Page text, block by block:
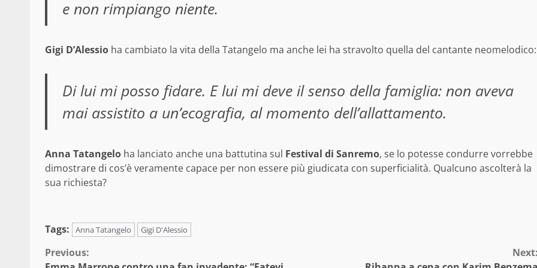
e non rimpiango niente.
Gigi D’Alessio ha cambiato la vita della Tatangelo ma anche lei ha stravolto quella del cantante neomelodico:
Di lui mi posso fidare. E lui mi deve il senso della famiglia: non aveva
mai assistito a un’ecografia, al momento dell’allattamento.
Anna Tatangelo ha lanciato anche una battutina sul Festival di Sanremo, se lo potesse condurre vorrebbe
dimostrare di cos’è veramente capace per non essere più giudicata con superficialità. Qualcuno ascolterà la
sua richiesta?
Tags: Anna Tatangelo Gigi D'Alessio
Continue
Previous: